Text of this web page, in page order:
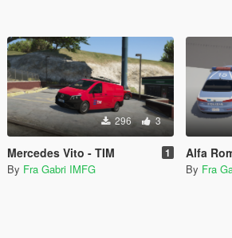
296 3
Mercedes Vito - TIM 1
By Fra Gabri IMFG
Alfa
By Fra